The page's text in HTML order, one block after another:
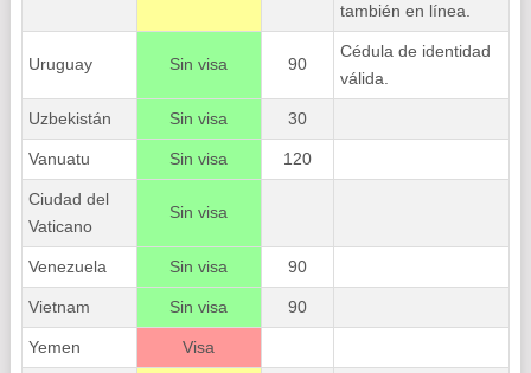
también en línea.
Uruguay Sin visa 90
Cédula de identidad
válida.
Uzbekistán Sin visa 30
Vanuatu Sin visa 120
Ciudad del
Vaticano
Sin visa
Venezuela Sin visa 90
Vietnam Sin visa 90
Yemen Visa